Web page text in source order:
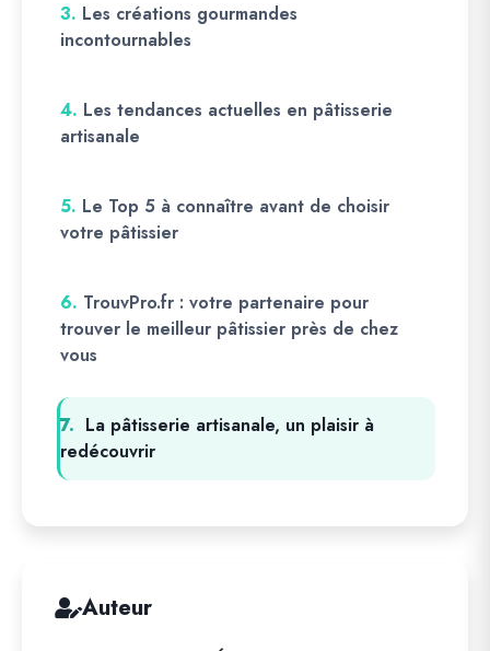
3. Les créations gourmandes
incontournables
4. Les tendances actuelles en pâtisserie
artisanale
5. Le Top 5 à connaître avant de choisir
votre pâtissier
6. TrouvPro.fr : votre partenaire pour
trouver le meilleur pâtissier près de chez
vous
7. La pâtisserie artisanale, un plaisir à
redécouvrir
Auteur